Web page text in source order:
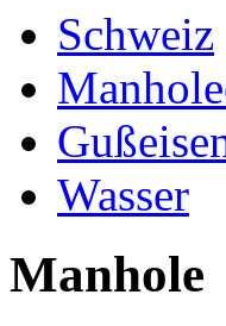
Schweiz
Wasser
Manhole